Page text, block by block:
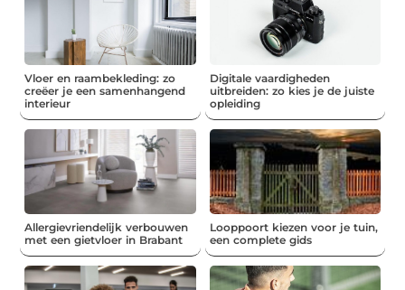
Vloer en raambekleding: zo
creëer je een samenhangend
interieur
Digitale vaardigheden
uitbreiden: zo kies je de juiste
opleiding
Allergievriendelijk verbouwen
met een gietvloer in Brabant
Looppoort kiezen voor je tuin,
een complete gids